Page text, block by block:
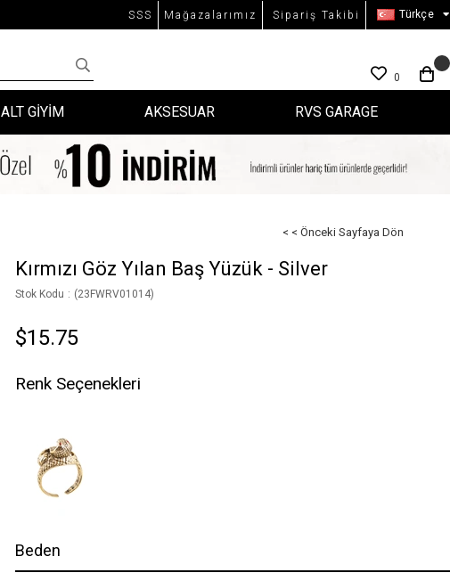
SSS Mağazalarımız Sipariş Takibi Türkçe
0
ALT GİYİM AKSESUAR RVS GARAGE
< < Önceki Sayfaya Dön
Kırmızı Göz Yılan Baş Yüzük - Silver
Stok Kodu (23FWRV01014)
$15.75
Renk Seçenekleri
Beden